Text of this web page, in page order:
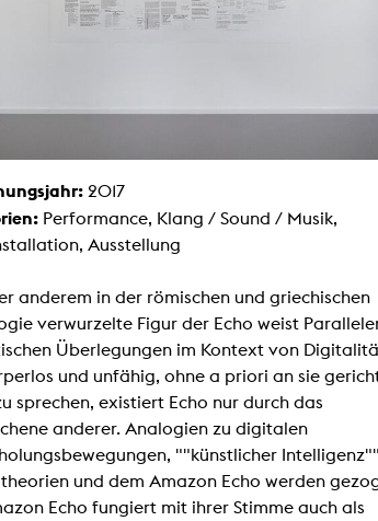
2017
Performance, Klang / Sound / Musik,
Ausstellung
anderem in der römischen und griechischen
verwurzelte Figur der Echo weist
Überlegungen im Kontext von
und unfähig, ohne a priori an sie
sprechen, existiert Echo nur durch das
anderer. Analogien zu digitalen
""künstlicher
und dem Amazon Echo werden
Echo fungiert mit ihrer Stimme auch als
Malerei / Skulptur
Multispecies Storytelling
und Medienwissenschaften
Labore / Studios
Animationsstudio
Aula
3-D-Labor
Filmstudios
Fotolabor
Infrastruktur
Elektroniklabor
Kameratechnik
Schnittplätze
Werkstatt
Zentrale Ausleihe